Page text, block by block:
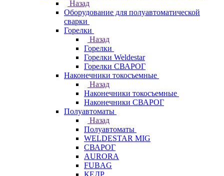
Назад
Оборудование для полуавтоматической
сварки
Горелки
Назад
Горелки
Горелки Weldestar
Горелки СВАРОГ
Наконечники токосъемные
Назад
Наконечники токосъемные
Наконечники СВАРОГ
Полуавтоматы
Назад
Полуавтоматы
WELDESTAR MIG
СВАРОГ
AURORA
FUBAG
КЕДР